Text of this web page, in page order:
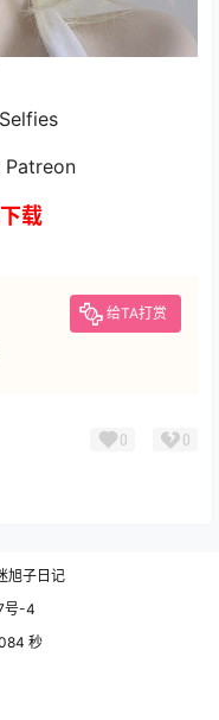
Patreon
载
给TA打赏
0 0
旭子日记
号-4
秒